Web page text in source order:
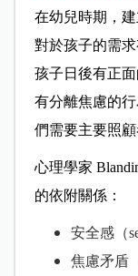
在幼兒時期，
對於孩子的需
孩子日後有正
有分離焦慮的
們需要主要照顧
心理學家
的依附關係：
安全感（
焦慮矛盾